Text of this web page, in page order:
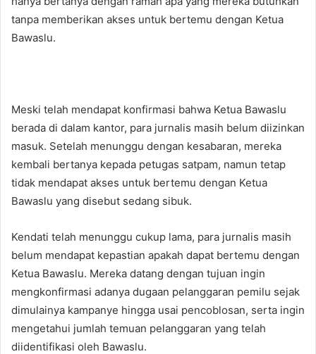
tanpa memberikan akses untuk bertemu dengan Ketua
Bawaslu.
Meski telah mendapat konfirmasi bahwa Ketua Bawaslu
berada di dalam kantor, para jurnalis masih belum diizinkan
masuk. Setelah menunggu dengan kesabaran, mereka
kembali bertanya kepada petugas satpam, namun tetap
tidak mendapat akses untuk bertemu dengan Ketua
Bawaslu yang disebut sedang sibuk.
Kendati telah menunggu cukup lama, para jurnalis masih
belum mendapat kepastian apakah dapat bertemu dengan
Ketua Bawaslu. Mereka datang dengan tujuan ingin
mengkonfirmasi adanya dugaan pelanggaran pemilu sejak
dimulainya kampanye hingga usai pencoblosan, serta ingin
mengetahui jumlah temuan pelanggaran yang telah
diidentifikasi oleh Bawaslu.